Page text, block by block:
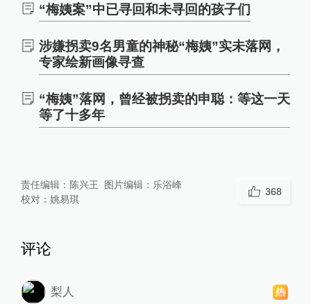
“梅姨案”中已寻回和未寻回的孩子们
涉嫌拐卖9名男童的神秘“梅姨”实未落网，
专家绘新画像寻查
“梅姨”落网，曾经被拐卖的申聪：等这一天
等了十多年
责任编辑： 陈兴王 图片编辑： 乐浴峰
校对： 姚易琪
368
评论
梨人